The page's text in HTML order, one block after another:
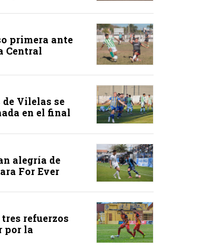
primera ante
Central
de Vilelas se
en el final
alegría de
For Ever
refuerzos
por la